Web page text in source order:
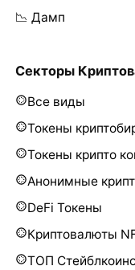
📉 Дамп
Секторы
Все виды
Токены
Токены крипто
Анонимные
DeFi Токены
Криптовалюты
ТОП